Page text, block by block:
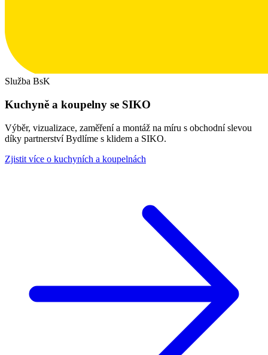
Služba BsK
Kuchyně a koupelny se SIKO
Výběr, vizualizace, zaměření a montáž na míru s obchodní slevou
díky partnerství Bydlíme s klidem a SIKO.
Zjistit více o kuchyních a koupelnách